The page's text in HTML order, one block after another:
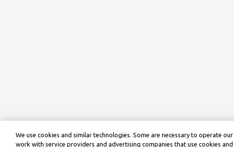
We use cookies and similar technologies. Some are necessary to operate
work with service providers and advertising companies that use cookies